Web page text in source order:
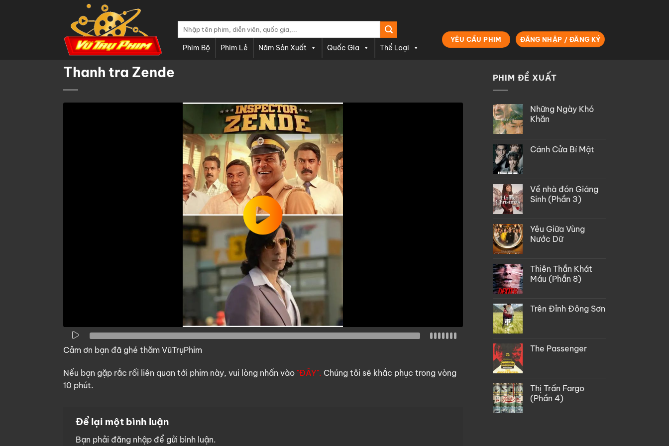
Tìm
Phim Bộ Phim Lẻ Năm Sản Xuất Quốc Gia Thể Loại
YÊU CẦU PHIM ĐĂNG NHẬP / ĐĂNG KÝ
Thanh tra Zende
Cảm ơn bạn đã ghé thăm VũTrụPhim
Nếu bạn gặp rắc rối liên quan tới phim này, vui lòng nhấn vào "ĐÂY". Chúng tôi sẽ khắc phục trong vòng
10 phút.
Để lại một bình luận
Bạn phải đăng nhập để gửi bình luận.
PHIM ĐỀ XUẤT
Những Ngày Khó
Khăn
Cánh Cửa Bí Mật
Về nhà đón Giáng
Sinh (Phần 3)
Yêu Giữa Vùng
Nước Dữ
Thiên Thần Khát
Máu (Phần 8)
Trên Đỉnh Đông Sơn
The Passenger
Thị Trấn Fargo
(Phần 4)